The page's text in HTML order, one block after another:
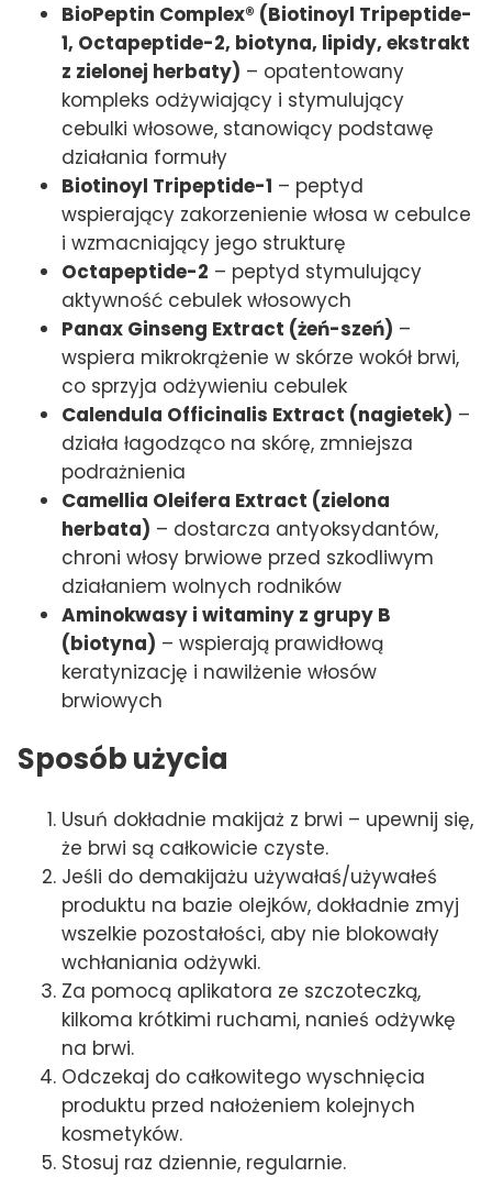
BioPeptin Complex® (Biotinoyl Tripeptide-
1, Octapeptide-2, biotyna, lipidy, ekstrakt
z zielonej herbaty) – opatentowany
kompleks odżywiający i stymulujący
cebulki włosowe, stanowiący podstawę
działania formuły
Biotinoyl Tripeptide-1 – peptyd
wspierający zakorzenienie włosa w cebulce
i wzmacniający jego strukturę
Octapeptide-2 – peptyd stymulujący
aktywność cebulek włosowych
Panax Ginseng Extract (żeń-szeń) –
wspiera mikrokrążenie w skórze wokół brwi,
co sprzyja odżywieniu cebulek
Calendula Officinalis Extract (nagietek) –
działa łagodząco na skórę, zmniejsza
podrażnienia
Camellia Oleifera Extract (zielona
herbata) – dostarcza antyoksydantów,
chroni włosy brwiowe przed szkodliwym
działaniem wolnych rodników
Aminokwasy i witaminy z grupy B
(biotyna) – wspierają prawidłową
keratynizację i nawilżenie włosów
brwiowych
Sposób użycia
Usuń dokładnie makijaż z brwi – upewnij się,
że brwi są całkowicie czyste.
Jeśli do demakijażu używałaś/używałeś
produktu na bazie olejków, dokładnie zmyj
wszelkie pozostałości, aby nie blokowały
wchłaniania odżywki.
Za pomocą aplikatora ze szczoteczką,
kilkoma krótkimi ruchami, nanieś odżywkę
na brwi.
Odczekaj do całkowitego wyschnięcia
produktu przed nałożeniem kolejnych
kosmetyków.
Stosuj raz dziennie, regularnie.